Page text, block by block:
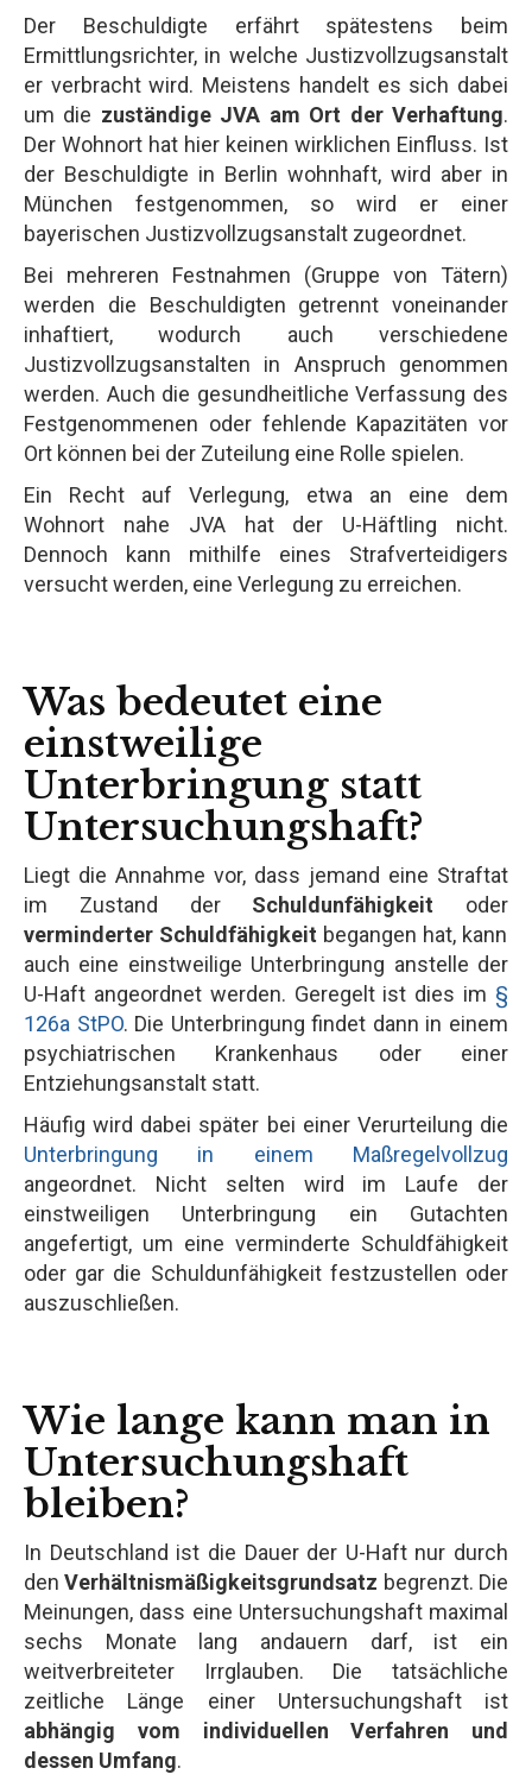
Der Beschuldigte erfährt spätestens beim
Ermittlungsrichter, in welche Justizvollzugsanstalt
er verbracht wird. Meistens handelt es sich dabei
um die zuständige JVA am Ort der Verhaftung.
Der Wohnort hat hier keinen wirklichen Einfluss. Ist
der Beschuldigte in Berlin wohnhaft, wird aber in
München festgenommen, so wird er einer
bayerischen Justizvollzugsanstalt zugeordnet.
Bei mehreren Festnahmen (Gruppe von Tätern)
werden die Beschuldigten getrennt voneinander
inhaftiert, wodurch auch verschiedene
Justizvollzugsanstalten in Anspruch genommen
werden. Auch die gesundheitliche Verfassung des
Festgenommenen oder fehlende Kapazitäten vor
Ort können bei der Zuteilung eine Rolle spielen.
Ein Recht auf Verlegung, etwa an eine dem
Wohnort nahe JVA hat der U-Häftling nicht.
Dennoch kann mithilfe eines Strafverteidigers
versucht werden, eine Verlegung zu erreichen.
Was bedeutet eine
einstweilige
Unterbringung statt
Untersuchungshaft?
Liegt die Annahme vor, dass jemand eine Straftat
im Zustand der Schuldunfähigkeit oder
verminderter Schuldfähigkeit begangen hat, kann
auch eine einstweilige Unterbringung anstelle der
U-Haft angeordnet werden. Geregelt ist dies im §
126a StPO. Die Unterbringung findet dann in einem
psychiatrischen Krankenhaus oder einer
Entziehungsanstalt statt.
Häufig wird dabei später bei einer Verurteilung die
Unterbringung in einem Maßregelvollzug
angeordnet. Nicht selten wird im Laufe der
einstweiligen Unterbringung ein Gutachten
angefertigt, um eine verminderte Schuldfähigkeit
oder gar die Schuldunfähigkeit festzustellen oder
auszuschließen.
Wie lange kann man in
Untersuchungshaft
bleiben?
In Deutschland ist die Dauer der U-Haft nur durch
denVerhältnismäßigkeitsgrundsatz begrenzt. Die
Meinungen, dass eine Untersuchungshaft maximal
sechs Monate lang andauern darf, ist ein
weitverbreiteter Irrglauben. Die tatsächliche
zeitliche Länge einer Untersuchungshaft ist
abhängig vom individuellen Verfahren und
dessen Umfang.